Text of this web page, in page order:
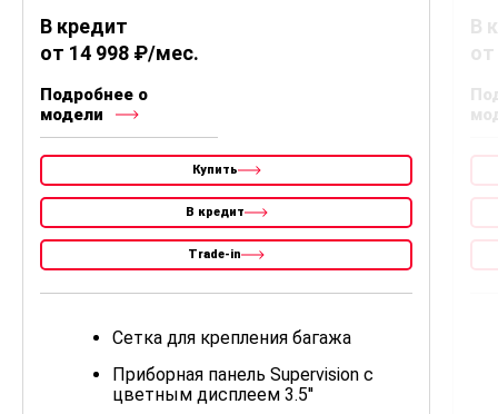
В кредит
от 14 998 ₽/мес.
Подробнее о
модели
Купить
В кредит
Trade-in
Сетка для крепления багажа
Приборная панель Supervision c
цветным дисплеем 3.5''
В